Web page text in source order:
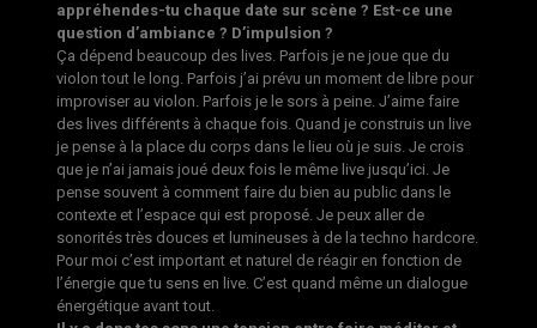
appréhendes-tu chaque date sur scène ? Est-ce une
question d’ambiance ? D’impulsion ?
Ça dépend beaucoup des lives. Parfois je ne joue que du
violon tout le long. Parfois j’ai prévu un moment de libre pour
improviser au violon. Parfois je le sors à peine. J’aime faire
des lives différents à chaque fois. Quand je construis un live
je pense à la place du corps dans le lieu où je suis. Je crois
que je n’ai jamais joué deux fois le même live jusqu’ici. Je
pense souvent à comment faire du bien au public dans le
contexte et l’espace qui est proposé. Je peux aller de
sonorités très douces et lumineuses à de la techno hardcore.
Pour moi c’est important et naturel de réagir en fonction de
l’énergie que tu sens en live. C’est quand même un dialogue
énergétique avant tout.